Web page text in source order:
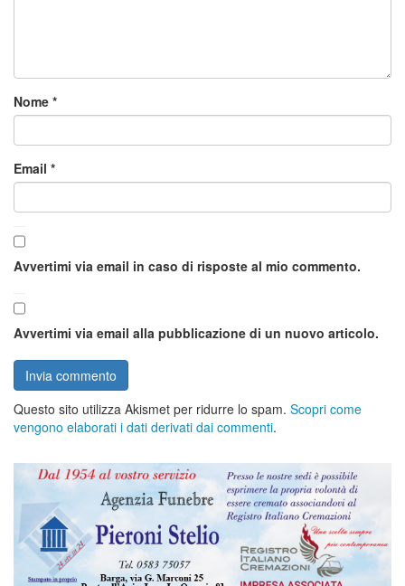
Nome *
Email *
Avvertimi via email in caso di risposte al mio commento.
Avvertimi via email alla pubblicazione di un nuovo articolo.
Questo sito utilizza Akismet per ridurre lo spam. Scopri come
vengono elaborati i dati derivati dai commenti.